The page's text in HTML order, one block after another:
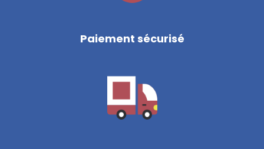
Paiement sécurisé